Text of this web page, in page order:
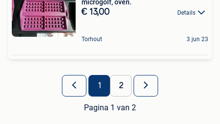
microgolf, oven.
€ 13,00 Details
Torhout 3 jun 23
1 2
Pagina 1 van 2